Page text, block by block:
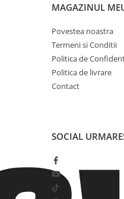
MAGAZINUL
Povestea noastra
Termeni si Conditii
Politica de
Politica de livrare
Contact
SOCIAL